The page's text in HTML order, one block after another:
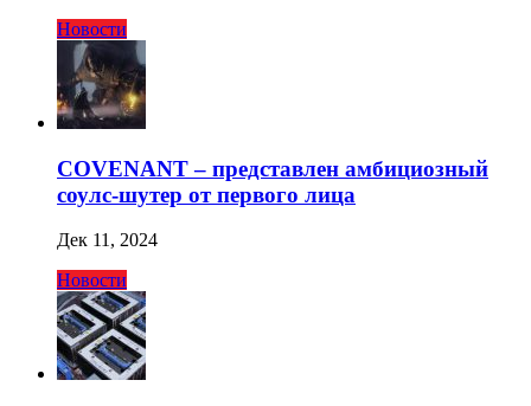
Новости
COVENANT – представлен амбициозный
соулс-шутер от первого лица
Дек 11, 2024
Новости